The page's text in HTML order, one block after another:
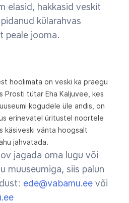
elasid, hakkasid veskit
külarahvas
peale jooma.
hoolimata on veski ka praegu
Prosti tütar Eha Kaljuvee, kes
kogudele üle andis, on
erinevatel üritustel noortele
käsiveski vänta hoogsalt
jahvatada.
jagada oma lugu või
muuseumiga, siis palun
ede@vabamu.ee või